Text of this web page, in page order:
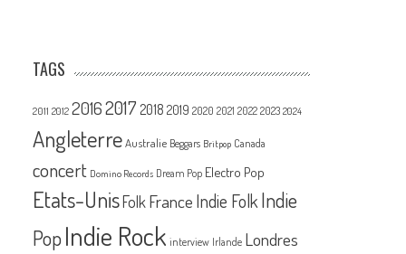
TAGS
2011 2012 20162017 2018 2019 2020 2021 2022 2023 2024
Angleterre Australie Beggars Britpop Canada
concert Domino Records Dream Pop Electro Pop
Etats-UnisFolk France Indie FolkIndie
PopIndie Rock interview Irlande Londres